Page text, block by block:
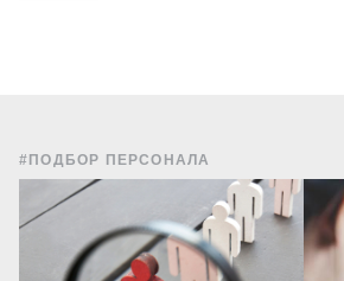
#ПОДБОР ПЕРСОНАЛА